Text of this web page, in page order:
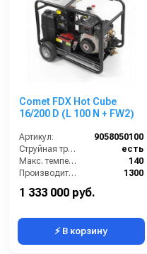
Comet FDX Hot Cube
16/200 D (L 100 N + FW2)
Артикул:
9058050100
Струйная трубка (копьё):
есть
Макс. температура горячей воды (°C):
140
Производительность (л/ч):
1300
1 333 000 руб.
⚡ В корзину